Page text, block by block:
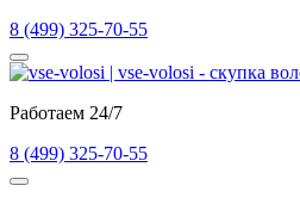
8 (499) 325-70-55
Работаем 24/7
8 (499) 325-70-55